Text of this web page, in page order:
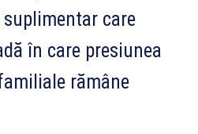
care
în care presiunea
rămâne